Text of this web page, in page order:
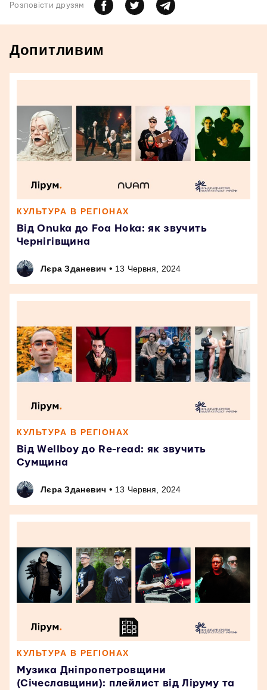
Розповiсти друзям
Допитливим
КУЛЬТУРА В РЕГІОНАХ
Від Onuka до Foa Hoka: як звучить
Чернігівщина
Лєра Зданевич • 13 Червня, 2024
КУЛЬТУРА В РЕГІОНАХ
Від Wellboy до Re-read: як звучить
Сумщина
Лєра Зданевич • 13 Червня, 2024
КУЛЬТУРА В РЕГІОНАХ
Музика Дніпропетровщини
(Січеславщини): плейлист від Ліруму та